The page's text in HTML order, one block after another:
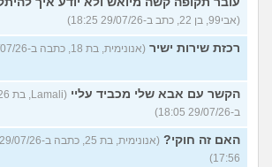
(אבי99, בן 22, כתב ב-29/07/26 18:25)
רכזת שירות ישיר (אנונימית, בת 18, כתבה ב-29/07/26 18:16)
הקשר עם אבא שלי מכביד עליי
ב-29/07/26 18:05)
האם זה חוקי?
(אנונימית, בת 25, כתבה ב-29/07/26
17:56)